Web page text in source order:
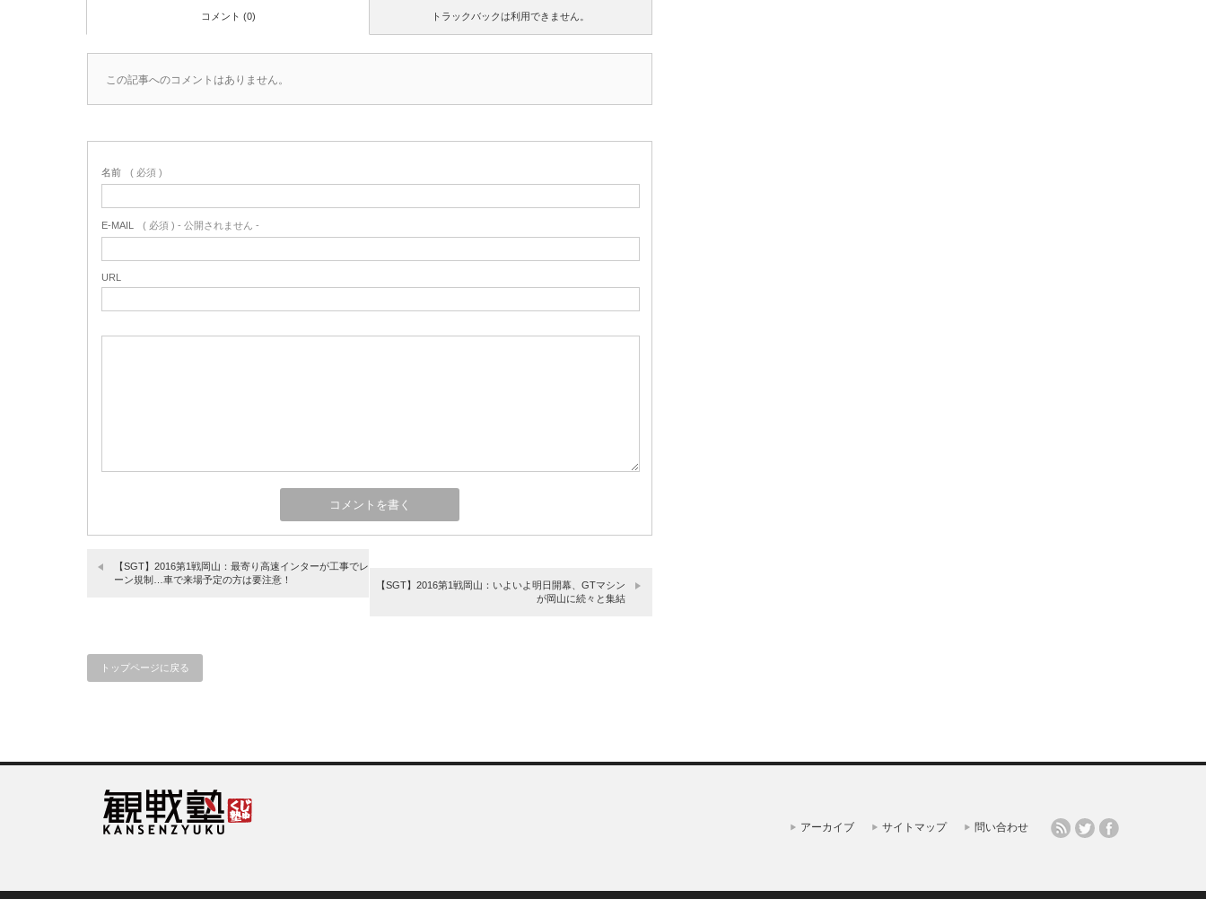
トラックバックは利用できません。
コメント (0)
この記事へのコメントはありません。
名前 ( 必須 )
E-MAIL ( 必須 ) - 公開されません -
URL
【SGT】2016第1戦岡山：最寄り高速インターが工事でレ
ーン規制…車で来場予定の方は要注意！
【SGT】2016第1戦岡山：いよいよ明日開幕、GTマシン
が岡山に続々と集結
トップページに戻る
アーカイブ サイトマップ 問い合わせ